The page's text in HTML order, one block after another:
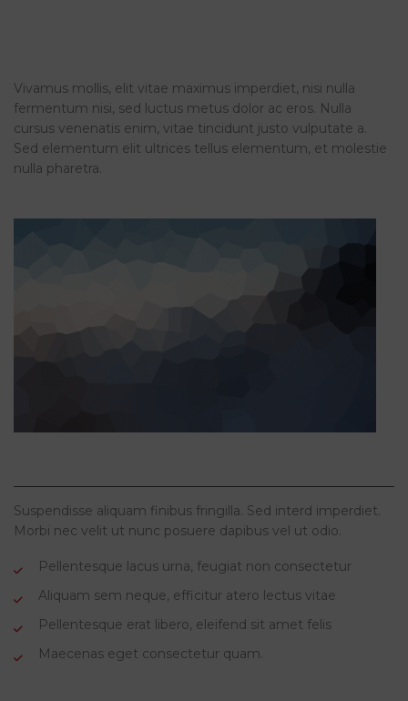
Vivamus mollis, elit vitae maximus imperdiet, nisi nulla
fermentum nisi, sed luctus metus dolor ac eros. Nulla
cursus venenatis enim, vitae tincidunt justo vulputate a.
Sed elementum elit ultrices tellus elementum, et molestie
nulla pharetra.
Suspendisse aliquam finibus fringilla. Sed interd imperdiet.
Morbi nec velit ut nunc posuere dapibus vel ut odio.
Pellentesque lacus urna, feugiat non consectetur
Aliquam sem neque, efficitur atero lectus vitae
Pellentesque erat libero, eleifend sit amet felis
Maecenas eget consectetur quam.